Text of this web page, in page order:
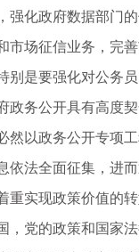
强化政府数据部门
市场征信业务，完
别是要强化对公务
政务公开具有高度
然以政务公开专项
依法全面征集，进
实现政策价值的转
，党的政策和国家